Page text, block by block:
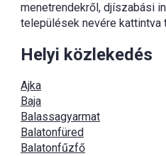
menetrendekről, djíszabási
települések nevére kattintva
Helyi közlekedés
Ajka
Baja
Balassagyarmat
Balatonfüred
Balatonfűzfő